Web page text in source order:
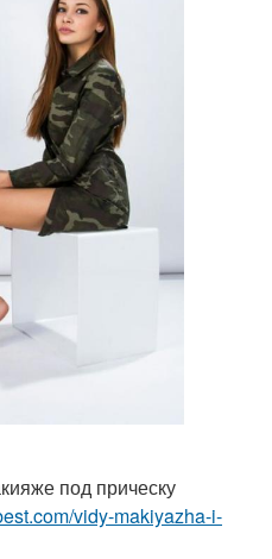
под прическу
vidy-makiyazha-i-